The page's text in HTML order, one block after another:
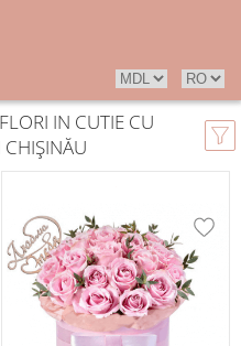
IN CUTIE CU
CHIȘINĂU